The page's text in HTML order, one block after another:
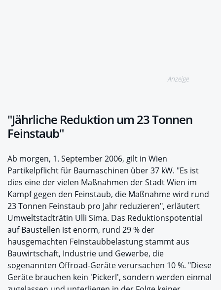
Anzeige
"Jährliche Reduktion um 23 Tonnen
Feinstaub"
Ab morgen, 1. September 2006, gilt in Wien
Partikelpflicht für Baumaschinen über 37 kW. "Es ist
dies eine der vielen Maßnahmen der Stadt Wien im
Kampf gegen den Feinstaub, die Maßnahme wird rund
23 Tonnen Feinstaub pro Jahr reduzieren", erläutert
Umweltstadträtin Ulli Sima. Das Reduktionspotential
auf Baustellen ist enorm, rund 29 % der
hausgemachten Feinstaubbelastung stammt aus
Bauwirtschaft, Industrie und Gewerbe, die
sogenannten Offroad-Geräte verursachen 10 %. "Diese
Geräte brauchen kein 'Pickerl', sondern werden einmal